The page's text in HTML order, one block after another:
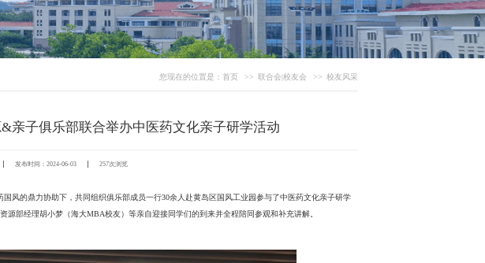
您现在的位置是： 首页 >> 联合会|校友会 >> 校友风采
亲子俱乐部联合举办中医药文化亲子研学活动
发布时间：2024-06-03 257次浏览
风的鼎力协助下，共同组织俱乐部成员一行30余人赴黄岛区国风工业园参与了中医药文化亲子研学
部经理胡小梦（海大MBA校友）等亲自迎接同学们的到来并全程陪同参观和补充讲解。